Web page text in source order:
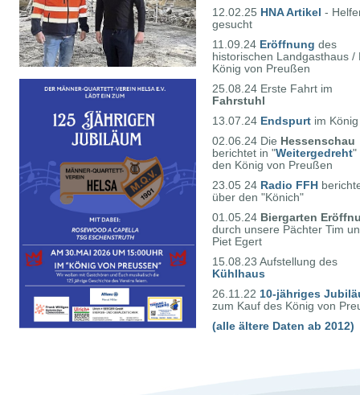
12.02.25 HNA Artikel -
gesucht
11.09.24 Eröffnung des
historischen Landgasthaus /
König von Preußen
25.08.24 Erste Fahrt im
Fahrstuhl
13.07.24 Endspurt im König
02.06.24 Die Hessenschau
berichtet in "Weitergedreht"
den König von Preußen
23.05 24 Radio FFH
über den "Könich"
01.05.24 Biergarten
durch unsere Pächter Tim
Piet Egert
15.08.23 Aufstellung des
Kühlhaus
26.11.22 10-jähriges
zum Kauf des König von
(alle ältere Daten ab 2012)